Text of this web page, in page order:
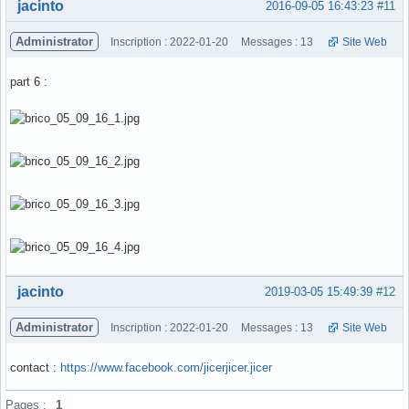
Hors ligne #11
2016-09-05 16:43:23
jacinto
Administrator Inscription : 2022-01-20 Messages : 13 Site Web
part 6 :
Hors ligne #12
2019-03-05 15:49:39
jacinto
Administrator Inscription : 2022-01-20 Messages : 13 Site Web
contact : https://www.facebook.com/jicerjicer.jicer
Hors ligne
Pages : 1